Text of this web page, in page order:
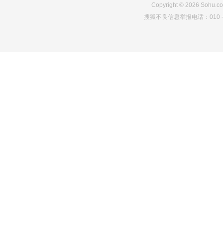
Copyright© 2026
搜狐不良信息举报电话：010